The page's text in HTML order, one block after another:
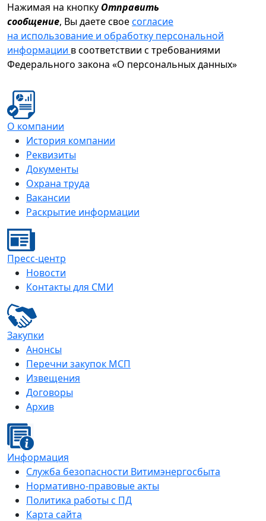
Нажимая на кнопку Отправить
сообщение, Вы даете своесогласие
на использование и обработку персональной
информации в соответствии с требованиями
Федерального закона «О персональных данных»
О компании
История компании
Реквизиты
Документы
Охрана труда
Вакансии
Раскрытие информации
Пресс-центр
Новости
Контакты для СМИ
Закупки
Анонсы
Перечни закупок МСП
Извещения
Договоры
Архив
Информация
Служба безопасности Витимэнергосбыта
Нормативно-правовые акты
Политика работы с ПД
Карта сайта